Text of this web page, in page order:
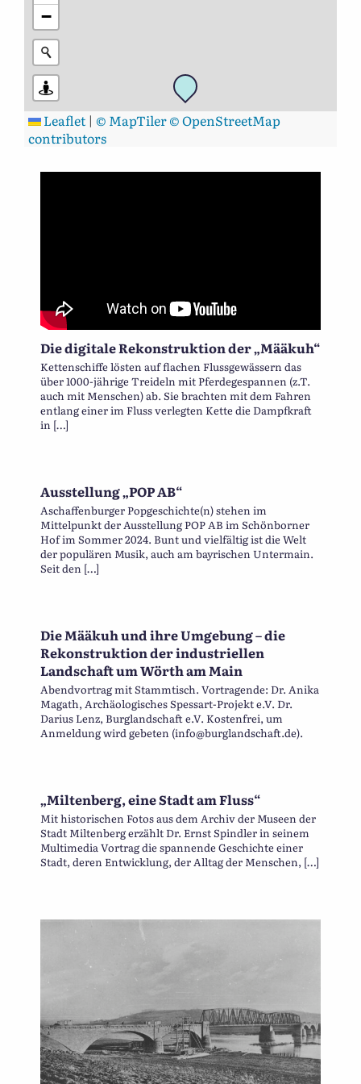
−
Leaflet | © MapTiler© OpenStreetMap
contributors
Die digitale Rekonstruktion der „Määkuh“
Kettenschiffe lösten auf flachen Flussgewässern das
über 1000-jährige Treideln mit Pferdegespannen (z.T.
auch mit Menschen) ab. Sie brachten mit dem Fahren
entlang einer im Fluss verlegten Kette die Dampfkraft
in […]
Ausstellung „POP AB“
Aschaffenburger Popgeschichte(n) stehen im
Mittelpunkt der Ausstellung POP AB im Schönborner
Hof im Sommer 2024. Bunt und vielfältig ist die Welt
der populären Musik, auch am bayrischen Untermain.
Seit den […]
Die Määkuh und ihre Umgebung – die
Rekonstruktion der industriellen
Landschaft um Wörth am Main
Abendvortrag mit Stammtisch. Vortragende: Dr. Anika
Magath, Archäologisches Spessart-Projekt e.V. Dr.
Darius Lenz, Burglandschaft e.V. Kostenfrei, um
Anmeldung wird gebeten (info@burglandschaft.de).
„Miltenberg, eine Stadt am Fluss“
Mit historischen Fotos aus dem Archiv der Museen der
Stadt Miltenberg erzählt Dr. Ernst Spindler in seinem
Multimedia Vortrag die spannende Geschichte einer
Stadt, deren Entwicklung, der Alltag der Menschen, […]